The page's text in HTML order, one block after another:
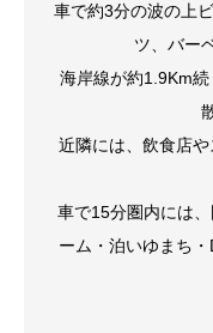
車で約3分の波の上
ツ、バー
海岸線が約1.9Km
近隣には、飲食店
車で15分圏内には
ーム・泊いゆまち